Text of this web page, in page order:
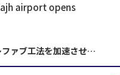
airport opens
工法を加速させる理由